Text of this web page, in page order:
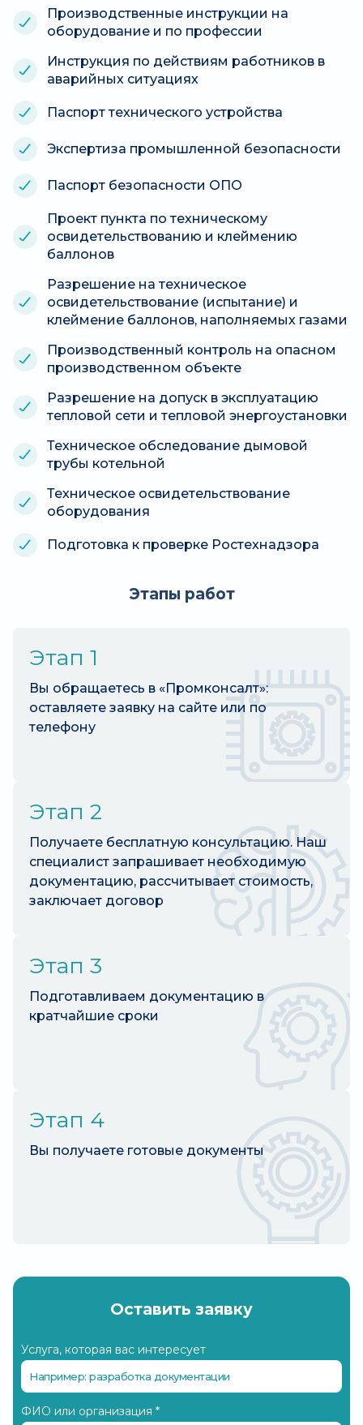
Производственные инструкции на
оборудование и по профессии
Инструкция по действиям работников в
аварийных ситуациях
Паспорт технического устройства
Экспертиза промышленной безопасности
Паспорт безопасности ОПО
Проект пункта по техническому
освидетельствованию и клеймению
баллонов
Разрешение на техническое
освидетельствование (испытание) и
клеймение баллонов, наполняемых газами
Производственный контроль на опасном
производственном объекте
Разрешение на допуск в эксплуатацию
тепловой сети и тепловой энергоустановки
Техническое обследование дымовой
трубы котельной
Техническое освидетельствование
оборудования
Подготовка к проверке Ростехнадзора
Этапы работ
Этап 1
Вы обращаетесь в «Промконсалт»:
оставляете заявку на сайте или по
телефону
Этап 2
Получаете бесплатную консультацию. Наш
специалист запрашивает необходимую
документацию, рассчитывает стоимость,
заключает договор
Этап 3
Подготавливаем документацию в
кратчайшие сроки
Этап 4
Вы получаете готовые документы
Оставить заявку
Услуга, которая вас интересует
ФИО или организация *